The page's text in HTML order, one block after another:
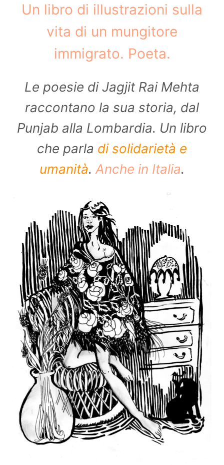
Un libro di illustrazioni sulla
vita di un mungitore
immigrato. Poeta.
Le poesie di Jagjit Rai Mehta
raccontano la sua storia, dal
Punjab alla Lombardia. Un libro
che parla di solidarietà e
umanità. Anche in Italia.